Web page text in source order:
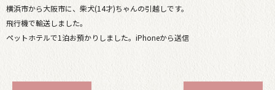
横浜市から大阪市に、柴犬(14才)ちゃんの引越しです。
飛行機で輸送しました。
ペットホテルで1泊お預かりしました。iPhoneから送信